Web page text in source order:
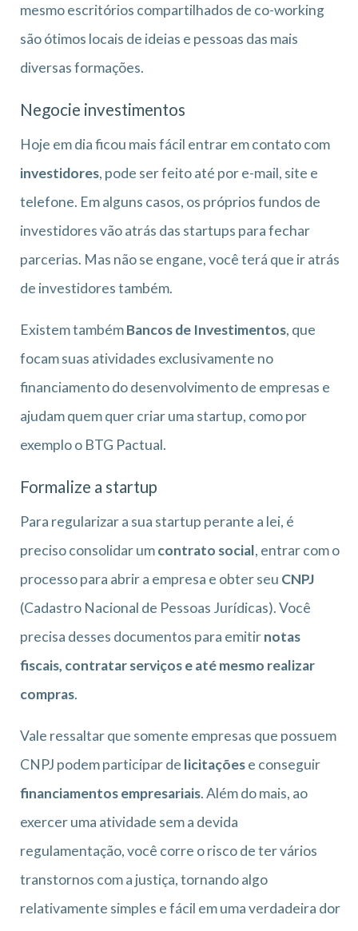
mesmo escritórios compartilhados de co-working
são ótimos locais de ideias e pessoas das mais
diversas formações.
Negocie investimentos
Hoje em dia ficou mais fácil entrar em contato com
investidores, pode ser feito até por e-mail, site e
telefone. Em alguns casos, os próprios fundos de
investidores vão atrás das startups para fechar
parcerias. Mas não se engane, você terá que ir atrás
de investidores também.
Existem tambémBancos de Investimentos, que
focam suas atividades exclusivamente no
financiamento do desenvolvimento de empresas e
ajudam quem quer criar uma startup, como por
exemplo o BTG Pactual.
Formalize a startup
Para regularizar a sua startup perante a lei, é
preciso consolidar umcontrato social, entrar com o
processo para abrir a empresa e obter seu CNPJ
(Cadastro Nacional de Pessoas Jurídicas). Você
precisa desses documentos para emitirnotas
fiscais, contratar serviços e até mesmo realizar
compras.
Vale ressaltar que somente empresas que possuem
CNPJ podem participar de licitaçõese conseguir
financiamentos empresariais. Além do mais, ao
exercer uma atividade sem a devida
regulamentação, você corre o risco de ter vários
transtornos com a justiça, tornando algo
relativamente simples e fácil em uma verdadeira dor